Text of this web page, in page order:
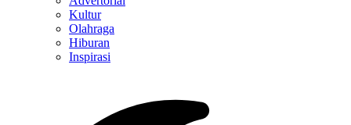
Kultur
Olahraga
Hiburan
Inspirasi